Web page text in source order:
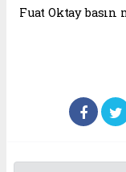
Fuat Oktay basın